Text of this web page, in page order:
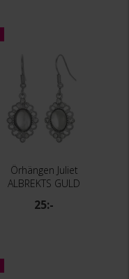
Örhängen Juliet
ALBREKTS GULD
25:-